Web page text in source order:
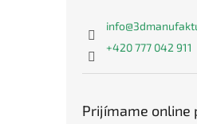
info@
+420 777 042 911
Prijímame online